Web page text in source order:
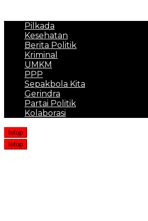
Pilkada
Kesehatan
Berita Politik
Kriminal
UMKM
PPP
Sepakbola Kita
Gerindra
Partai Politik
Kolaborasi
tutup
tutup